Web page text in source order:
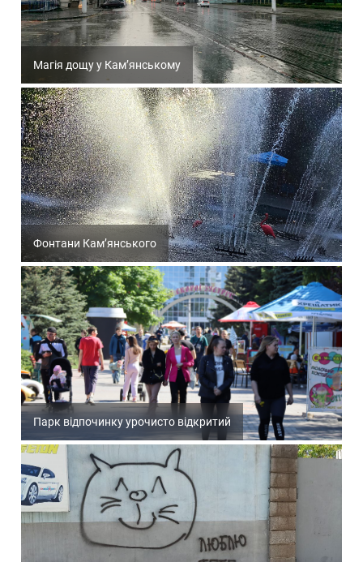
Магія дощу у Кам’янському
Фонтани Кам’янського
Парк відпочинку урочисто відкритий